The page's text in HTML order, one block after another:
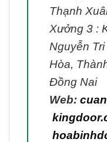
Thạnh
Xưởng 3 :
Nguyễn
Hòa,
Đồng Nai
Web: